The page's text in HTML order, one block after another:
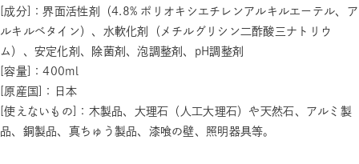
[成分]：界面活性剤（4.8% ポリオキシエチレンアルキルエーテル、ア
ルキルベタイン）、水軟化剤（メチルグリシン二酢酸三ナトリウ
ム）、安定化剤、除菌剤、泡調整剤、pH調整剤
[容量]：400ml
[原産国]：日本
[使えないもの]：木製品、大理石（人工大理石）や天然石、アルミ製
品、銅製品、真ちゅう製品、漆喰の壁、照明器具等。